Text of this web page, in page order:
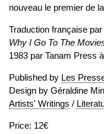
nouveau le premier de
Traduction française
Why I Go To The
1983 par Tanam Press
Published by Les
Design by Géraldine
Artists' Writings /
Price: 12€